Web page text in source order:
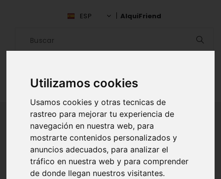
Utilizamos cookies
Usamos cookies y otras tecnicas de
rastreo para mejorar tu experiencia de
navegación en nuestra web, para
mostrarte contenidos personalizados y
anuncios adecuados, para analizar el
tráfico en nuestra web y para comprender
de donde llegan nuestros visitantes.
ESP AlquiFriend
ALQUILAR AMIGO
Inicio Amigos Zamora Sara Mateos Cidon